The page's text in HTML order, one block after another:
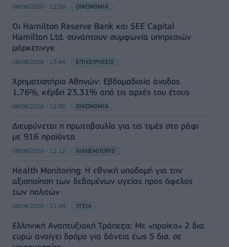
08/08/2026 - 12:58 ΟΙΚΟΝΟΜΙΑ
Οι Hamilton Reserve Bank και SEE Capital
Hamilton Ltd. συνάπτουν συμφωνία υπηρεσιών
μάρκετινγκ
08/08/2026 - 13:44 ΕΠΙΧΕΙΡΗΣΕΙΣ
Χρηματιστήριο Αθηνών: Εβδομαδιαία άνοδος
1,76%, κέρδη 23,31% από τις αρχές του έτους
08/08/2026 - 12:36 ΟΙΚΟΝΟΜΙΑ
Διευρύνεται η πρωτοβουλία για τις τιμές στο ράφι
με 916 προϊόντα
08/08/2026 - 12:12 ΛΙΑΝΕΜΠΟΡΙΟ
Health Monitoring: Η εθνική υποδομή για την
αξιοποίηση των δεδομένων υγείας προς όφελος
των πολιτών
08/08/2026 - 11:48 ΥΓΕΙΑ
Ελληνική Αναπτυξιακή Τράπεζα: Με «προίκα» 2 δισ.
ευρώ ανοίγει δρόμο για δάνεια έως 5 δισ. σε